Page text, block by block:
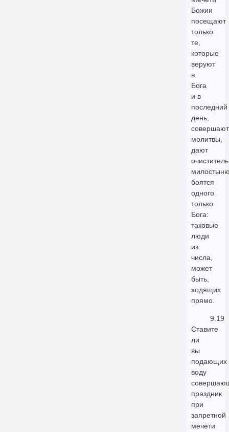
Божии
посещают
только
те,
которые
веруют
в
Бога
и в
последний
день,
совершают
молитвы,
дают
боятся
одного
только
Бога:
таковые
люди
из
числа,
может
быть,
ходящих
прямо.
9.19
Ставите
ли
вы
подающих
воду
праздник
при
запретной
мечети